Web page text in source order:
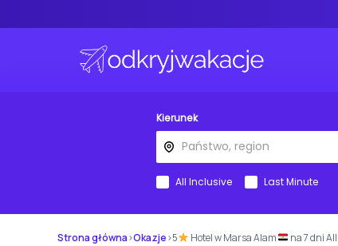
Kierunek
All Inclusive Last Minute
Strona główna›Okazje›5 Hotel w Marsa Alam na 7 dni